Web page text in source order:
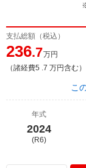
支払総額（税込）
236.7万円
（諸経費5 .7 万円含む）
こ
年式
2024
(R6)